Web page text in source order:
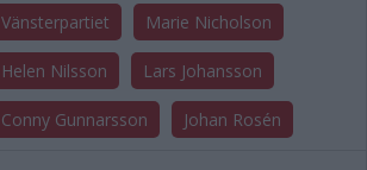
Vänsterpartiet Marie Nicholson
Helen Nilsson Lars Johansson
Conny Gunnarsson Johan Rosén